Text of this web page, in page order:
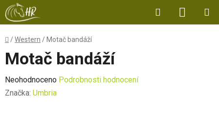
Přejít
na
obsah
Hledat
KOŠÍK
Domů
/Western / Motač bandáží
Motač bandáží
Průměrné
hodnocení
Neohodnoceno Podrobnosti hodnocení
Značka: Umbria